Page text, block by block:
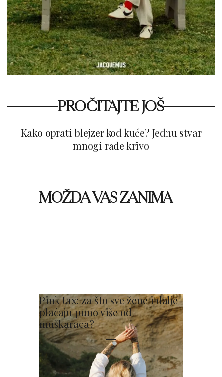
PROČITAJTE JOŠ
Kako oprati blejzer kod kuće? Jednu stvar
mnogi rade krivo
MOŽDA VAS ZANIMA
Pink tax: za što sve žene i dalje
plaćaju puno više od
muškaraca?